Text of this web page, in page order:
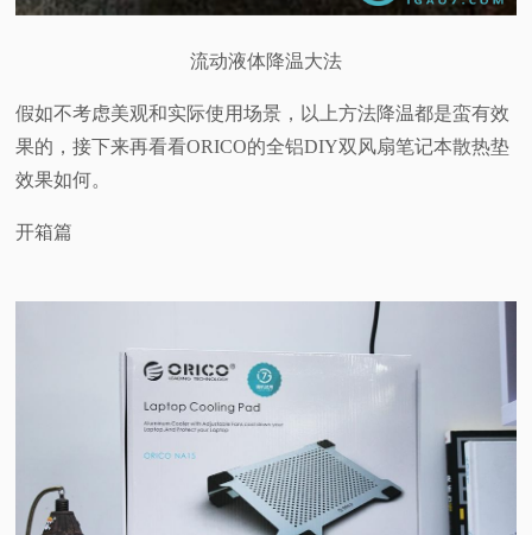
流动液体降温大法
假如不考虑美观和实际使用场景，以上方法降温都是蛮有效
果的，接下来再看看ORICO的全铝DIY双风扇笔记本散热垫
效果如何。
开箱篇